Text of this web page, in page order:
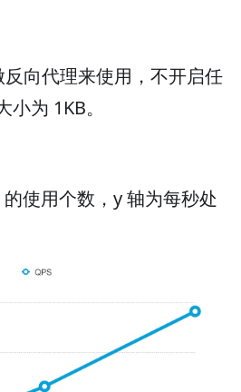
向代理来使用，不开启任
为 1KB。
使用个数，y 轴为每秒处